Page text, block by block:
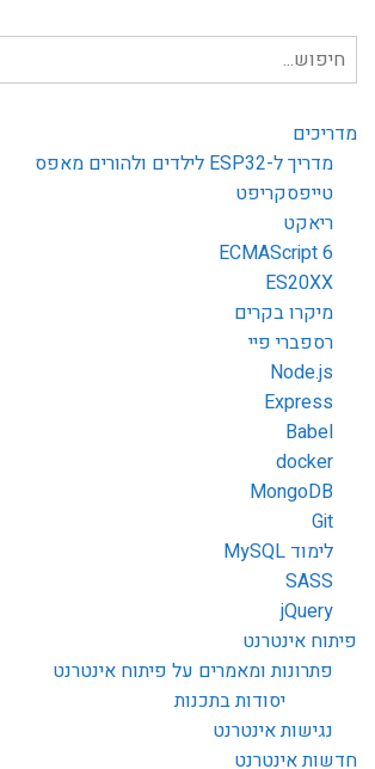
חיפוש
עבור:
מדריכים
מדריך ל-ESP32 לילדים ולהורים מאפס
טייפסקריפט
ריאקט
ECMAScript 6
ES20XX
מיקרו בקרים
רספברי פיי
Node.js
Express
Babel
docker
MongoDB
Git
לימוד MySQL
SASS
jQuery
פיתוח אינטרנט
פתרונות ומאמרים על פיתוח אינטרנט
יסודות בתכנות
נגישות אינטרנט
חדשות אינטרנט